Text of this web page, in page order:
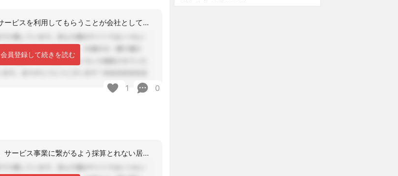
実際、利用者さんに併設サービスを利用してもらうことが会社としての居宅の存在価値な
会員登録して続きを読む
1 0
営業部員なんでしょうね。サービス事業に繋がるよう採算とれない居宅を運営するわけで